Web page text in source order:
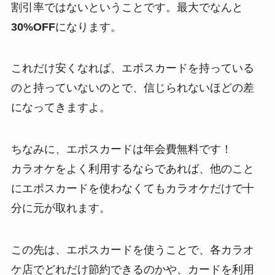
割引率ではないということです。最大でなんと
30%OFFになります。
これだけ安くなれば、エポスカードを持っている
のと持っていないのとで、信じられないほどの差
になってきますよ。
ちなみに、エポスカードは年会費無料です！
カラオケをよく利用するならであれば、他のこと
にエポスカードを使わなくてもカラオケだけで十
分に元が取れます。
この先は、エポスカードを使うことで、各カラオ
ケ店でどれだけ節約できるのかや、カードを利用